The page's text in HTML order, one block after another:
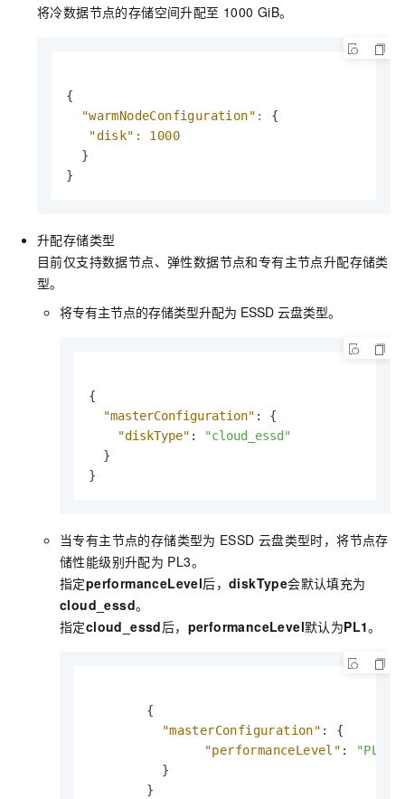
将冷数据节点的存储空间升配至 1000 GiB。
{
"warmNodeConfiguration":
{
"disk":
1000
  }
升配存储类型
目前仅支持数据节点、弹性数据节点和专有主节点升配存储类
型。
将专有主节点的存储类型升配为 ESSD 云盘类型。
{
"masterConfiguration" :
{
"diskType" :
"cloud_essd"
}
}
当专有主节点的存储类型为 ESSD 云盘类型时，将节点存
储性能级别升配为 PL3。
指定performanceLevel后，diskType会默认填充为
cloud_essd。
指定cloud_essd后， performanceLevel默认为PL1。
{
"masterConfiguration" :
{
"performanceLevel" :
"PL3"
}
}